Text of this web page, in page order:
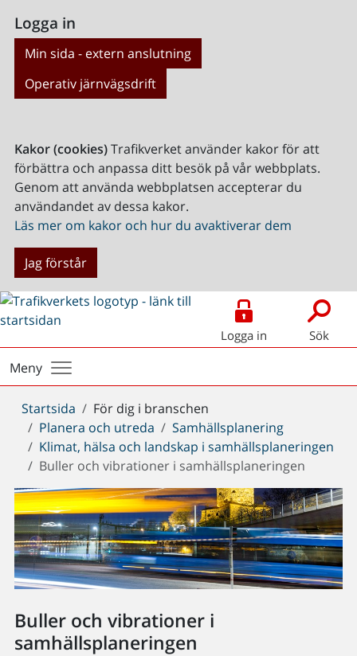
Logga in
Min sida - extern anslutning
Operativ järnvägsdrift
Kakor (cookies)Trafikverket använder kakor för att
förbättra och anpassa ditt besök på vår webbplats.
Genom att använda webbplatsen accepterar du
användandet av dessa kakor.
Läs mer om kakor och hur du avaktiverar dem
Jag förstår
Logga in Sök
Meny
Du
är
här:
Startsida
För dig i branschen
Planera och utreda
Samhällsplanering
Klimat, hälsa och landskap i samhällsplaneringen
Buller och vibrationer i samhällsplaneringen
Buller och vibrationer i
samhällsplaneringen